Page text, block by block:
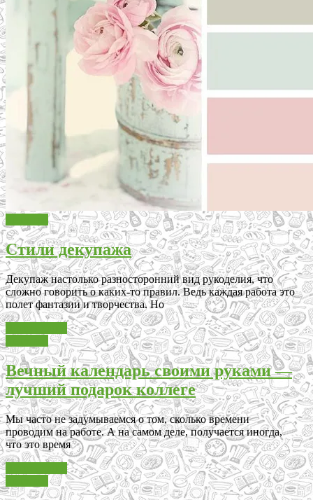
Стили декупажа
Декупаж настолько разносторонний вид рукоделия, что
сложно говорить о каких-то правил. Ведь каждая работа это
полет фантазии и творчества. Но
Вечный календарь своими руками —
лучший подарок коллеге
Мы часто не задумываемся о том, сколько времени
проводим на работе. А на самом деле, получается иногда,
что это время